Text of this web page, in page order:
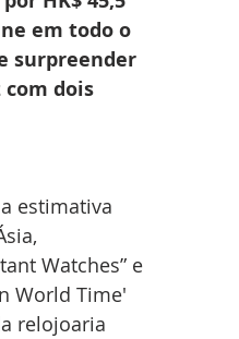
em todo o
surpreender
dois
estimativa
Watches” e
World Time'
relojoaria